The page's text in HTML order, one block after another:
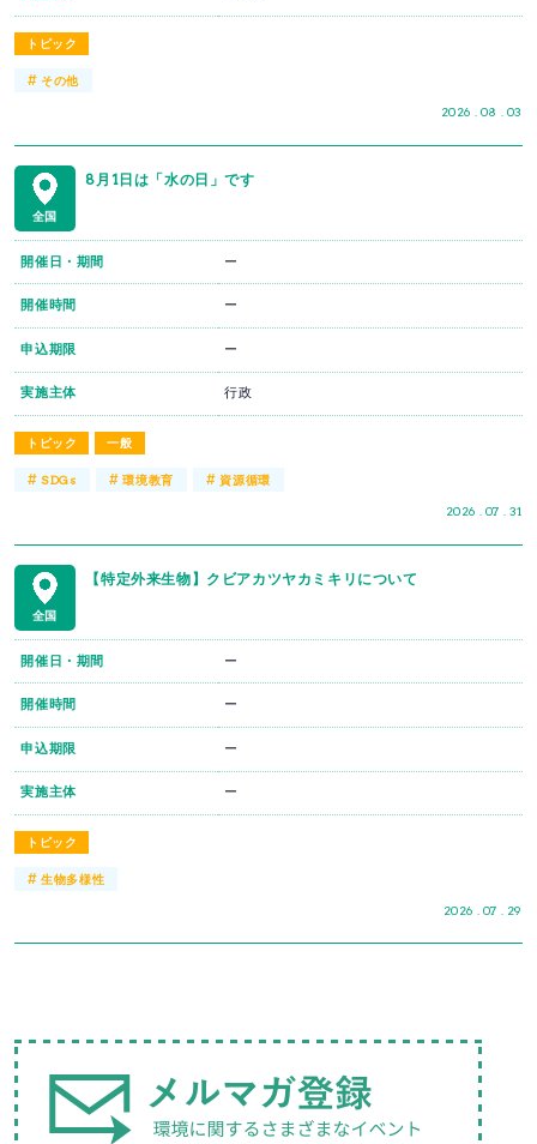
トピック
2026 . 08 . 03
#その他
全国
8月1日は「水の日」です
トピック 一般
2026 . 07 . 31
開催日・期間 ー
開催時間 ー
申込期限 ー
実施主体 行政
#SDGs #環境教育 #資源循環
全国
【特定外来生物】クビアカツヤカミキリについて
トピック
2026 . 07 . 29
開催日・期間 ー
開催時間 ー
申込期限 ー
実施主体 ー
#生物多様性